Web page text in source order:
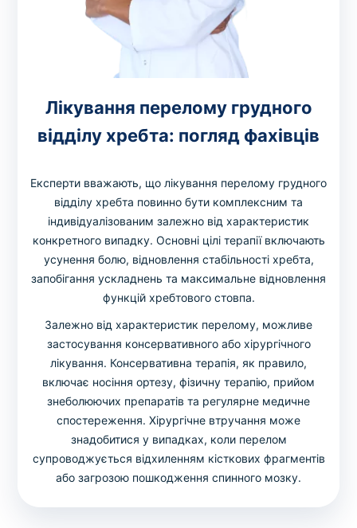
Лікування перелому грудного
відділу хребта: погляд фахівців
Експерти вважають, що лікування перелому грудного
відділу хребта повинно бути комплексним та
індивідуалізованим залежно від характеристик
конкретного випадку. Основні цілі терапії включають
усунення болю, відновлення стабільності хребта,
запобігання ускладнень та максимальне відновлення
функцій хребтового стовпа.
Залежно від характеристик перелому, можливе
застосування консервативного або хірургічного
лікування. Консервативна терапія, як правило,
включає носіння ортезу, фізичну терапію, прийом
знеболюючих препаратів та регулярне медичне
спостереження. Хірургічне втручання може
знадобитися у випадках, коли перелом
супроводжується відхиленням кісткових фрагментів
або загрозою пошкодження спинного мозку.